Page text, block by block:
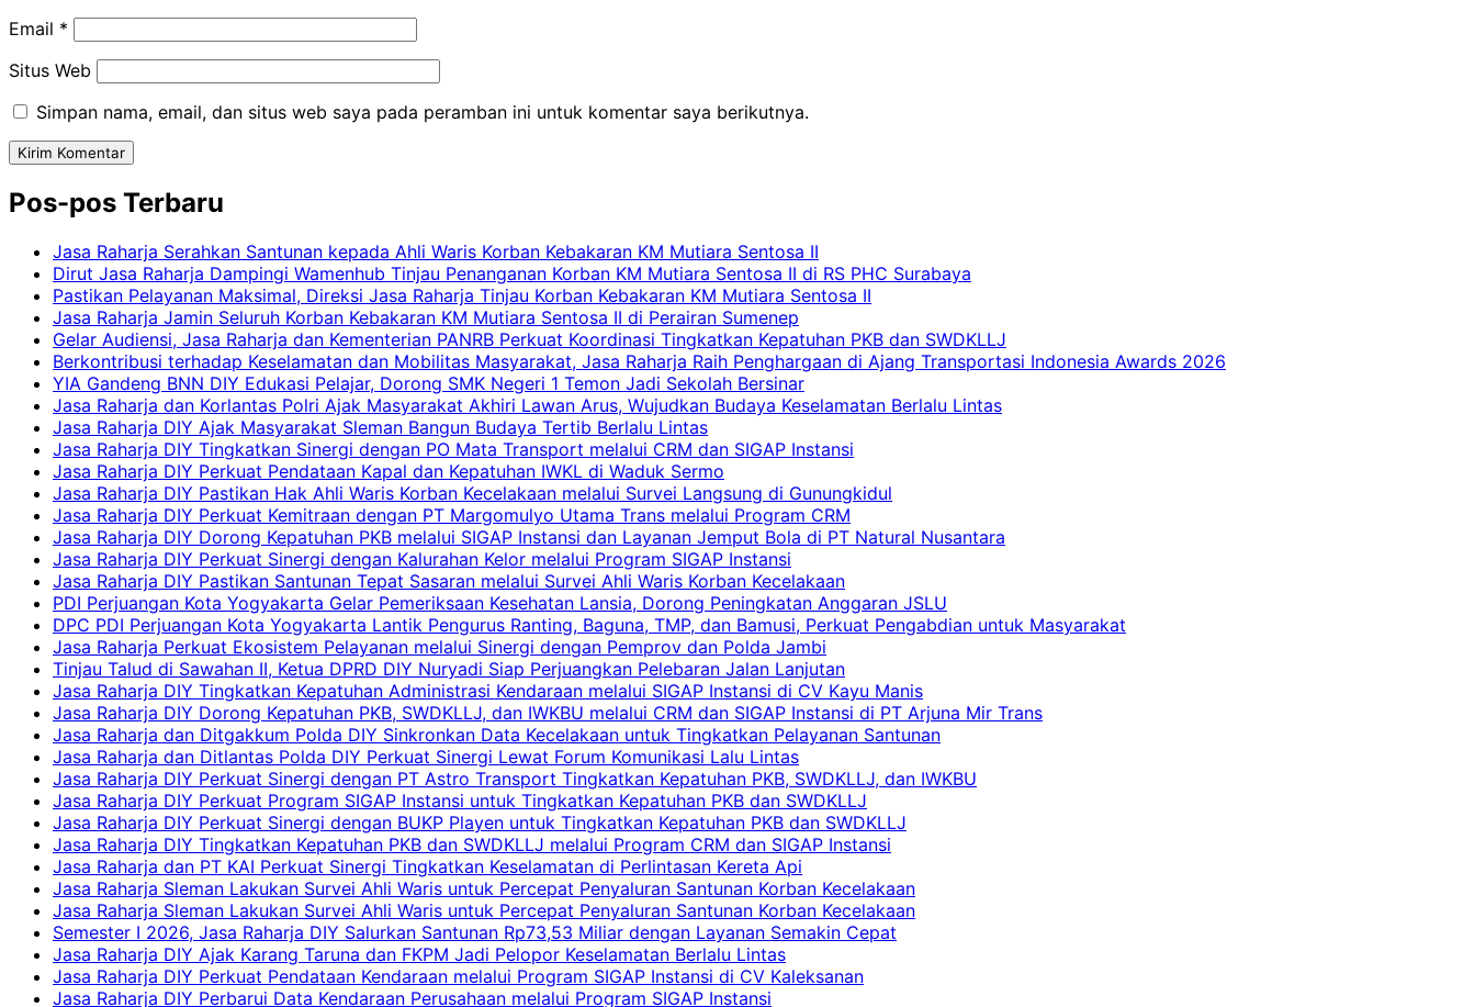
Email *
Situs Web
Simpan nama, email, dan situs web saya pada peramban ini untuk komentar saya berikutnya.
Pos-pos Terbaru
Jasa Raharja Serahkan Santunan kepada Ahli Waris Korban Kebakaran KM Mutiara Sentosa II
Dirut Jasa Raharja Dampingi Wamenhub Tinjau Penanganan Korban KM Mutiara Sentosa II di RS PHC Surabaya
Pastikan Pelayanan Maksimal, Direksi Jasa Raharja Tinjau Korban Kebakaran KM Mutiara Sentosa II
Jasa Raharja Jamin Seluruh Korban Kebakaran KM Mutiara Sentosa II di Perairan Sumenep
Gelar Audiensi, Jasa Raharja dan Kementerian PANRB Perkuat Koordinasi Tingkatkan Kepatuhan PKB dan SWDKLLJ
Berkontribusi terhadap Keselamatan dan Mobilitas Masyarakat, Jasa Raharja Raih Penghargaan di Ajang Transportasi Indonesia Awards 2026
YIA Gandeng BNN DIY Edukasi Pelajar, Dorong SMK Negeri 1 Temon Jadi Sekolah Bersinar
Jasa Raharja dan Korlantas Polri Ajak Masyarakat Akhiri Lawan Arus, Wujudkan Budaya Keselamatan Berlalu Lintas
Jasa Raharja DIY Ajak Masyarakat Sleman Bangun Budaya Tertib Berlalu Lintas
Jasa Raharja DIY Tingkatkan Sinergi dengan PO Mata Transport melalui CRM dan SIGAP Instansi
Jasa Raharja DIY Perkuat Pendataan Kapal dan Kepatuhan IWKL di Waduk Sermo
Jasa Raharja DIY Pastikan Hak Ahli Waris Korban Kecelakaan melalui Survei Langsung di Gunungkidul
Jasa Raharja DIY Perkuat Kemitraan dengan PT Margomulyo Utama Trans melalui Program CRM
Jasa Raharja DIY Dorong Kepatuhan PKB melalui SIGAP Instansi dan Layanan Jemput Bola di PT Natural Nusantara
Jasa Raharja DIY Perkuat Sinergi dengan Kalurahan Kelor melalui Program SIGAP Instansi
Jasa Raharja DIY Pastikan Santunan Tepat Sasaran melalui Survei Ahli Waris Korban Kecelakaan
PDI Perjuangan Kota Yogyakarta Gelar Pemeriksaan Kesehatan Lansia, Dorong Peningkatan Anggaran JSLU
DPC PDI Perjuangan Kota Yogyakarta Lantik Pengurus Ranting, Baguna, TMP, dan Bamusi, Perkuat Pengabdian untuk Masyarakat
Jasa Raharja Perkuat Ekosistem Pelayanan melalui Sinergi dengan Pemprov dan Polda Jambi
Tinjau Talud di Sawahan II, Ketua DPRD DIY Nuryadi Siap Perjuangkan Pelebaran Jalan Lanjutan
Jasa Raharja DIY Tingkatkan Kepatuhan Administrasi Kendaraan melalui SIGAP Instansi di CV Kayu Manis
Jasa Raharja DIY Dorong Kepatuhan PKB, SWDKLLJ, dan IWKBU melalui CRM dan SIGAP Instansi di PT Arjuna Mir Trans
Jasa Raharja dan Ditgakkum Polda DIY Sinkronkan Data Kecelakaan untuk Tingkatkan Pelayanan Santunan
Jasa Raharja dan Ditlantas Polda DIY Perkuat Sinergi Lewat Forum Komunikasi Lalu Lintas
Jasa Raharja DIY Perkuat Sinergi dengan PT Astro Transport Tingkatkan Kepatuhan PKB, SWDKLLJ, dan IWKBU
Jasa Raharja DIY Perkuat Program SIGAP Instansi untuk Tingkatkan Kepatuhan PKB dan SWDKLLJ
Jasa Raharja DIY Perkuat Sinergi dengan BUKP Playen untuk Tingkatkan Kepatuhan PKB dan SWDKLLJ
Jasa Raharja DIY Tingkatkan Kepatuhan PKB dan SWDKLLJ melalui Program CRM dan SIGAP Instansi
Jasa Raharja dan PT KAI Perkuat Sinergi Tingkatkan Keselamatan di Perlintasan Kereta Api
Jasa Raharja Sleman Lakukan Survei Ahli Waris untuk Percepat Penyaluran Santunan Korban Kecelakaan
Jasa Raharja Sleman Lakukan Survei Ahli Waris untuk Percepat Penyaluran Santunan Korban Kecelakaan
Semester I 2026, Jasa Raharja DIY Salurkan Santunan Rp73,53 Miliar dengan Layanan Semakin Cepat
Jasa Raharja DIY Ajak Karang Taruna dan FKPM Jadi Pelopor Keselamatan Berlalu Lintas
Jasa Raharja DIY Perkuat Pendataan Kendaraan melalui Program SIGAP Instansi di CV Kaleksanan
Jasa Raharja DIY Perbarui Data Kendaraan Perusahaan melalui Program SIGAP Instansi